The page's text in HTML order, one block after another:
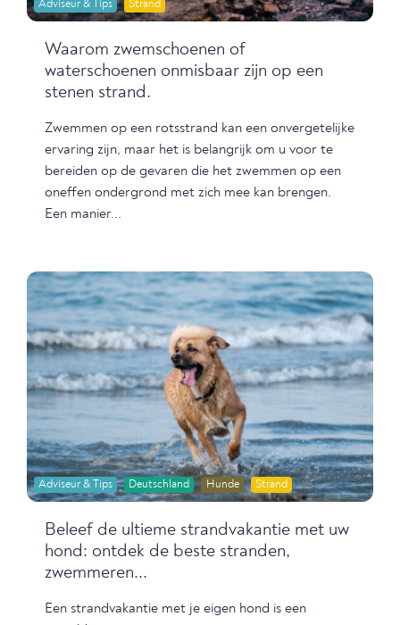
Adviseur & Tips Strand
Waarom zwemschoenen of
waterschoenen onmisbaar zijn op een
stenen strand.
Zwemmen op een rotsstrand kan een onvergetelijke
ervaring zijn, maar het is belangrijk om u voor te
bereiden op de gevaren die het zwemmen op een
oneffen ondergrond met zich mee kan brengen.
Een manier...
Adviseur & Tips Deutschland Hunde Strand
Beleef de ultieme strandvakantie met uw
hond: ontdek de beste stranden,
zwemmeren...
Een strandvakantie met je eigen hond is een